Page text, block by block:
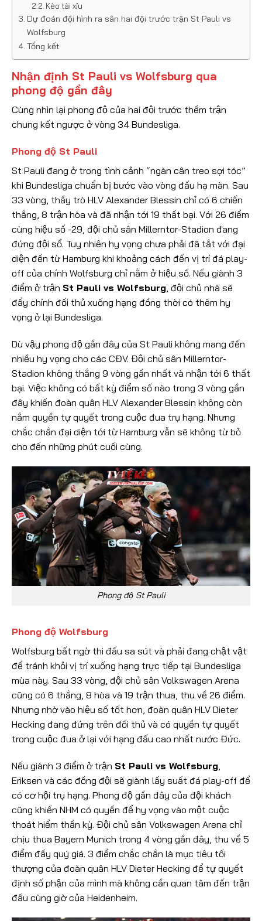
Kèo tài xỉu
Dự đoán đội hình ra sân hai đội trước trận St Pauli vs
Wolfsburg
Tổng kết
Nhận định St Pauli vs Wolfsburg qua
phong độ gần đây
Cùng nhìn lại phong độ của hai đội trước thềm trận
chung kết ngược ở vòng 34 Bundesliga.
Phong độ St Pauli
St Pauli đang ở trong tình cảnh “ngàn cân treo sợi tóc”
khi Bundesliga chuẩn bị bước vào vòng đấu hạ màn. Sau
33 vòng, thầy trò HLV Alexander Blessin chỉ có 6 chiến
thắng, 8 trận hòa và đã nhận tới 19 thất bại. Với 26 điểm
cùng hiệu số -29, đội chủ sân Millerntor-Stadion đang
đứng đội sổ. Tuy nhiên hy vọng chưa phải đã tắt với đại
diện đến từ Hamburg khi khoảng cách đến vị trí đá play-
off của chính Wolfsburg chỉ nằm ở hiệu số. Nếu giành 3
điểm ở trận St Pauli vs Wolfsburg , đội chủ nhà sẽ
đẩy chính đối thủ xuống hạng đồng thời có thêm hy
vọng ở lại Bundesliga.
Dù vậy phong độ gần đây của St Pauli không mang đến
nhiều hy vọng cho các CĐV. Đội chủ sân Millerntor-
Stadion không thắng 9 vòng gần nhất và nhận tới 6 thất
bại. Việc không có bất kỳ điểm số nào trong 3 vòng gần
đây khiến đoàn quân HLV Alexander Blessin không còn
nắm quyền tự quyết trong cuộc đua trụ hạng. Nhưng
chắc chắn đại diện tới từ Hamburg vẫn sẽ không từ bỏ
cho đến những phút cuối cùng.
Phong độ St Pauli
Phong độ Wolfsburg
Wolfsburg bất ngờ thi đấu sa sút và phải đang chật vật
để tránh khỏi vị trí xuống hạng trực tiếp tại Bundesliga
mùa này. Sau 33 vòng, đội chủ sân Volkswagen Arena
cũng có 6 thắng, 8 hòa và 19 trận thua, thu về 26 điểm.
Nhưng nhờ vào hiệu số tốt hơn, đoàn quân HLV Dieter
Hecking đang đứng trên đối thủ và có quyền tự quyết
trong cuộc đua ở lại với hạng đấu cao nhất nước Đức.
Nếu giành 3 điểm ở trận St Pauli vs Wolfsburg
Eriksen và các đồng đội sẽ giành lấy suất đá play-off để
có cơ hội trụ hạng. Phong độ gần đây của đội khách
cũng khiến NHM có quyền để hy vọng vào một cuộc
thoát hiểm thần kỳ. Đội chủ sân Volkswagen Arena chỉ
chịu thua Bayern Munich trong 4 vòng gần đây, thu về 5
điểm đầy quý giá. 3 điểm chắc chắn là mục tiêu tối
thượng của đoàn quân HLV Dieter Hecking để tự quyết
định số phận của mình mà không cần quan tâm đến trận
đấu cùng giờ của Heidenheim.